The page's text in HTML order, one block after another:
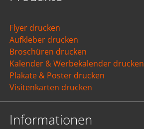
Flyer drucken
Aufkleber drucken
Broschüren drucken
Kalender & Werbekalender drucken
Plakate & Poster drucken
Visitenkarten drucken
Informationen